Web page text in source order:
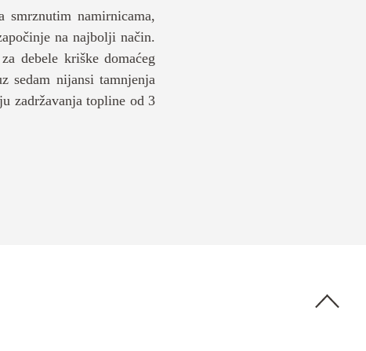
namirnicama,
na najbolji način.
debele kriške domaćeg
sedam nijansi tamnjenja
zadržavanja topline od 3